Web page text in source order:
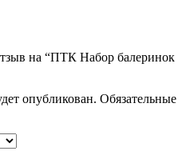
на “ПТК Набор балеринок
опубликован. Обязательные